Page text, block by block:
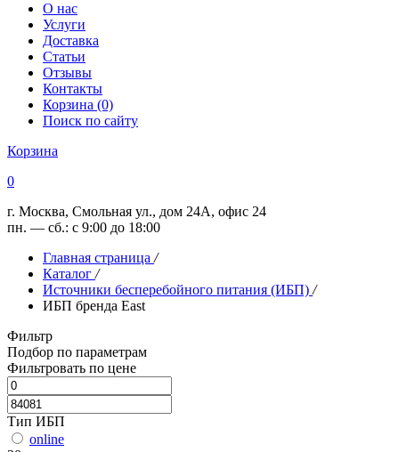
О нас
Услуги
Доставка
Статьи
Отзывы
Контакты
Корзина (0)
Поиск по сайту
Корзина
0
г. Москва, Смольная ул., дом 24А, офис 24
пн. — сб.: с 9:00 до 18:00
Главная страница /
Каталог /
Источники бесперебойного питания (ИБП) /
ИБП бренда East
Фильтр
Подбор по параметрам
Фильтровать по цене
Тип ИБП
online